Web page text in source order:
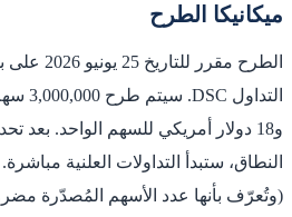
ميكانيكا الطرح
الطرح
و18 دولار أمريكي للسهم الواحد. بعد
النطاق، ستبدأ التداولات العلنية
(وتُعرّف بأنها عدد الأسهم المُصدّرة